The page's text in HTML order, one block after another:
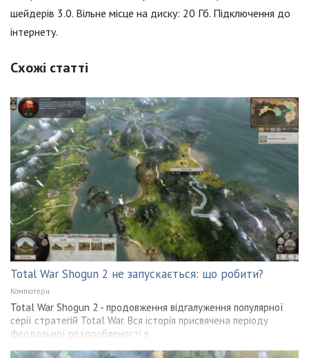
шейдерів 3.0. Вільне місце на диску: 20 Гб. Підключення до
інтернету.
Схожі статті
Total War Shogun 2 не запускається: що робити?
Компютери
Total War Shogun 2 - продовження відгалуження популярної
серії стратегій Total War. Вся історія присвячена періоду
феодальної роздробленості в